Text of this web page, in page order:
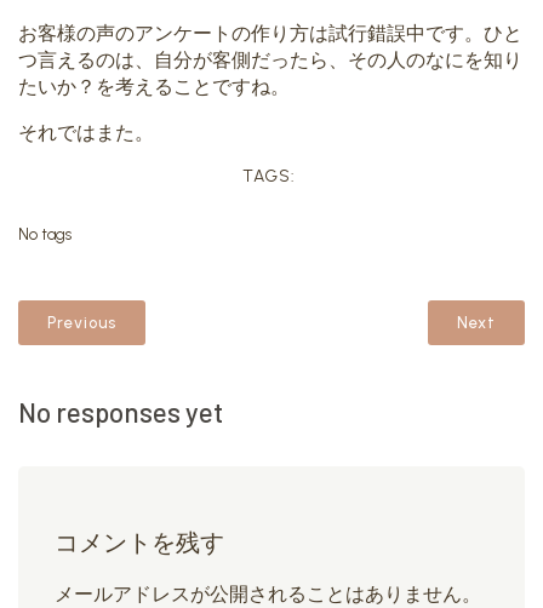
お客様の声のアンケートの作り方は試行錯誤中です。ひと
つ言えるのは、自分が客側だったら、その人のなにを知り
たいか？を考えることですね。
それではまた。
TAGS:
No tags
Previous Next
No responses yet
コメントを残す
メールアドレスが公開されることはありません。